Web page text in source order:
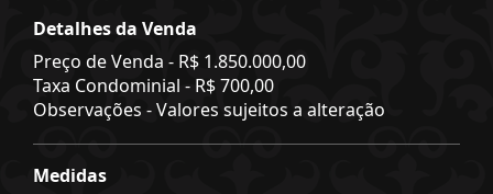
Detalhes da Venda
Preço de Venda - R$ 1.850.000,00
Taxa Condominial - R$ 700,00
Observações - Valores sujeitos a alteração
Medidas